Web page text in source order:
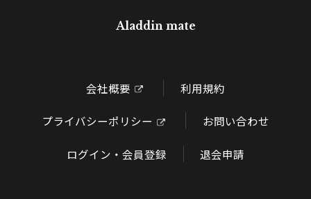
Aladdin mate
会社概要 利用規約
プライバシーポリシー お問い合わせ
ログイン・会員登録 退会申請